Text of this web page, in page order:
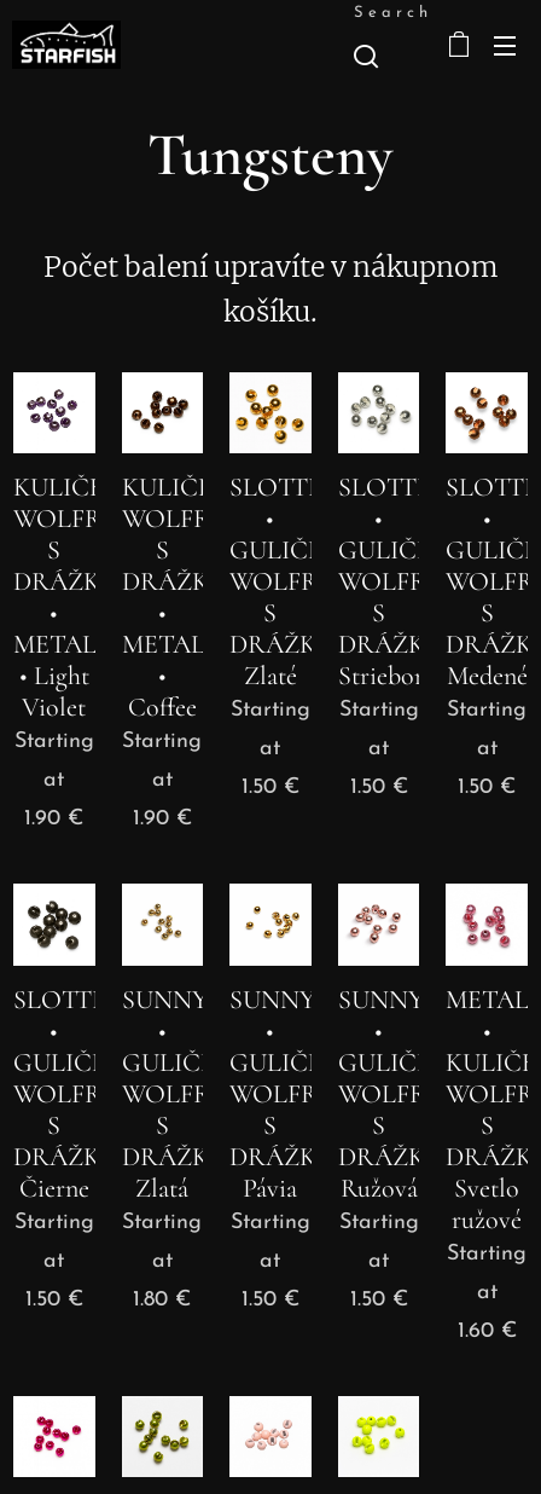
Search
Tungsteny
Počet balení upravíte v nákupnom
košíku.
KULIČKY
WOLFRAMOVÉ
S
DRÁŽKOU
•
METALLIC
• Light
Violet
Starting
at
1.90 €
KULIČKY
WOLFRAMOVÉ
S
DRÁŽKOU
•
METALLIC
•
Coffee
Starting
at
1.90€
SLOTTED
•
GULIČKY
WOLFRÁMOVÉ
S
DRÁŽKOU
Zlaté
Starting
at
1.50€
SLOTTED
•
GULIČKY
WOLFRÁMOVÉ
S
DRÁŽKOU
Strieborné
Starting
at
1.50€
•
S
Medené
Starting
at
1.50 €
SLOTTED
•
GULIČKY
WOLFRÁMOVÉ
S
DRÁŽKOU
Čierne
Starting
at
1.50€
SUNNY
•
GULIČKA
WOLFRÁMOVÁ
S
DRÁŽKOU
Zlatá
Starting
at
1.80 €
SUNNY
•
GULIČKA
WOLFRÁMOVÁ
S
DRÁŽKOU
Pávia
Starting
at
1.50€
SUNNY
•
GULIČKA
WOLFRÁMOVÁ
S
DRÁŽKOU
Ružová
Starting
at
1.50€
•
S
Svetlo
ružové
Starting
at
1.60€